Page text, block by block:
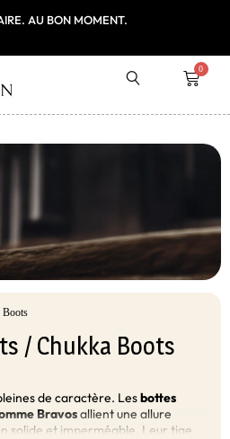
AU BON MOMENT.
0
Boots
/ Chukka Boots
de caractère. Lesbottes
Bravosallient une allure
solide et imperméable. Leur tige